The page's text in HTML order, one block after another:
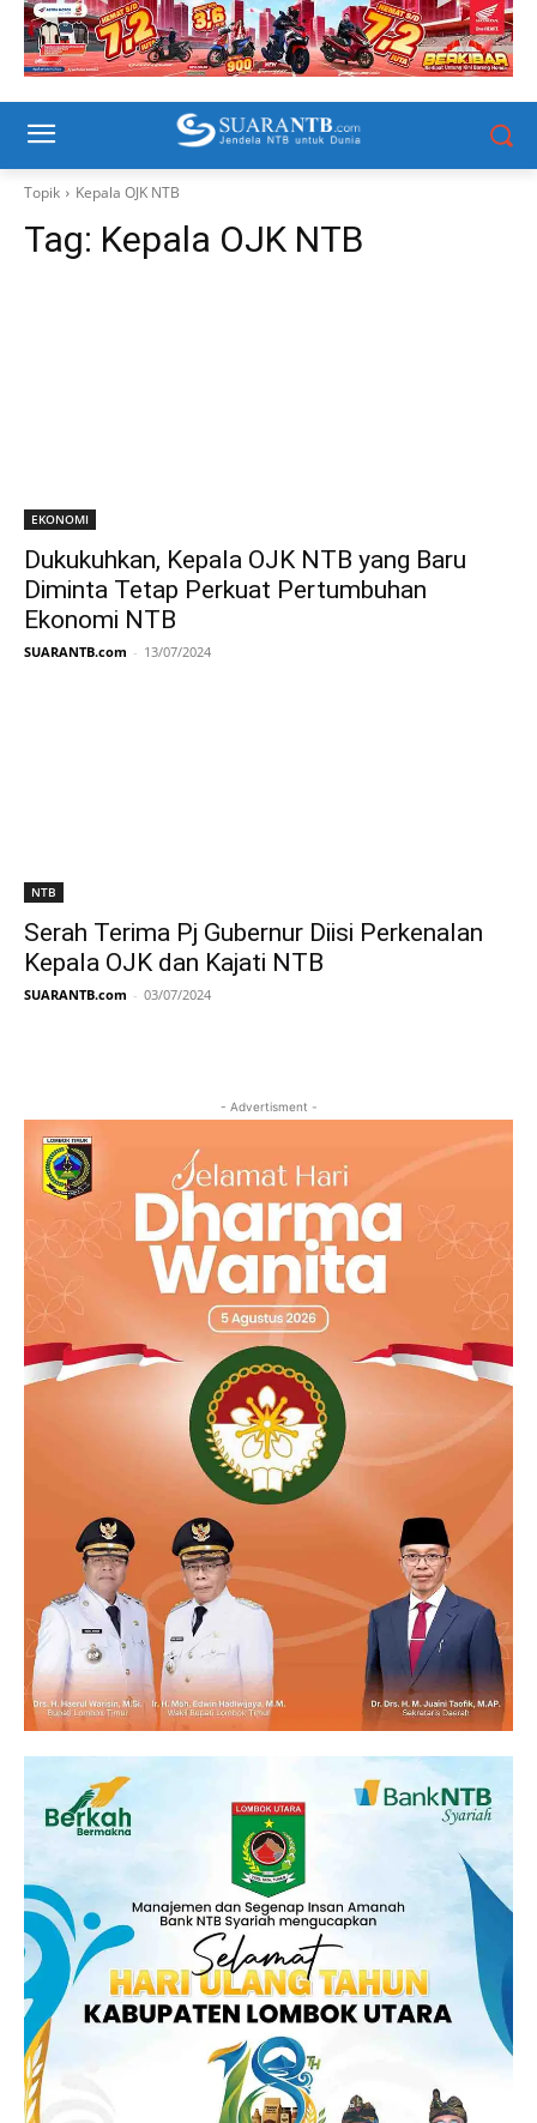
Topik Kepala OJK NTB
Tag: Kepala OJK NTB
EKONOMI
Dukukuhkan, Kepala OJK NTB yang Baru
Diminta Tetap Perkuat Pertumbuhan
Ekonomi NTB
SUARANTB.com - 13/07/2024
NTB
Serah Terima Pj Gubernur Diisi Perkenalan
Kepala OJK dan Kajati NTB
SUARANTB.com - 03/07/2024
- Advertisment -